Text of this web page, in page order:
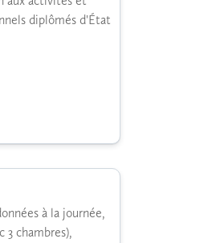
diplômés d'État
à la journée,
chambres),